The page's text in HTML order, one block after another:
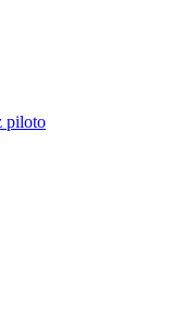
piloto